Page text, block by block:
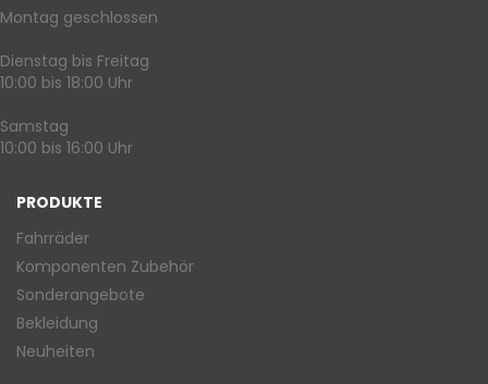
Montag geschlossen
Dienstag bis Freitag
10:00 bis 18:00 Uhr
Samstag
10:00 bis 16:00 Uhr
PRODUKTE
Fahrräder
Komponenten Zubehör
Sonderangebote
Bekleidung
Neuheiten